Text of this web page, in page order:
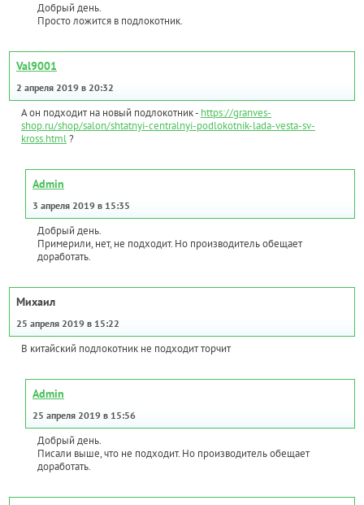
Добрый день.
Просто ложится в подлокотник.
Val9001
2 апреля 2019 в 20:32
А он подходит на новый подлокотник - https://granves-
shop.ru/shop/salon/shtatnyi-centralnyi-podlokotnik-lada-vesta-sv-
kross.html?
Admin
3 апреля 2019 в 15:35
Добрый день.
Примерили, нет, не подходит. Но производитель обещает
доработать.
Михаил
25 апреля 2019 в 15:22
В китайский подлокотник не подходит торчит
Admin
25 апреля 2019 в 15:56
Добрый день.
Писали выше, что не подходит. Но производитель обещает
доработать.